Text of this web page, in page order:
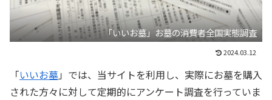
「いいお墓」お墓の消費者全国実態調査
2024.03.12
「いいお墓」では、当サイトを利用し、実際にお墓を購入
された方々に対して定期的にアンケート調査を行っていま